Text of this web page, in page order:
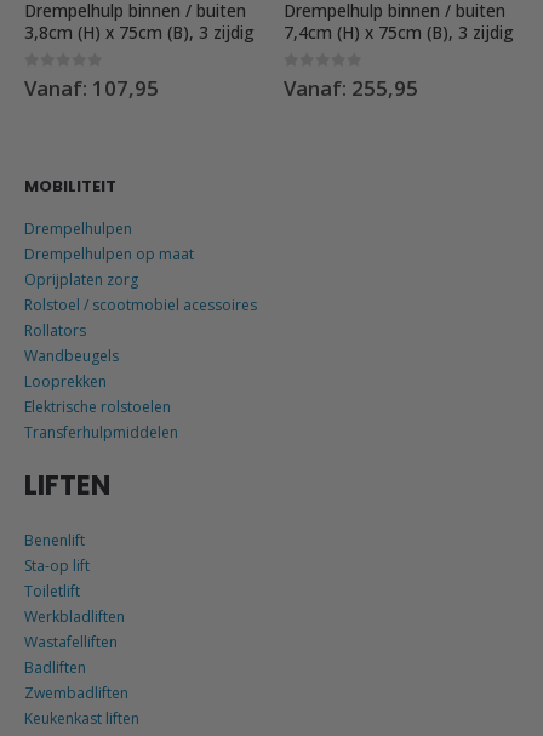
Drempelhulp binnen / buiten
3,8cm (H) x 75cm (B), 3 zijdig
0 out of 5
Vanaf: 107,95
Drempelhulp binnen / buiten
7,4cm (H) x 75cm (B), 3 zijdig
0 out of 5
Vanaf: 255,95
MOBILITEIT
Drempelhulpen
Drempelhulpen op maat
Oprijplaten zorg
Rolstoel / scootmobiel acessoires
Rollators
Wandbeugels
Looprekken
Elektrische rolstoelen
Transferhulpmiddelen
LIFTEN
Benenlift
Sta-op lift
Toiletlift
Werkbladliften
Wastafelliften
Badliften
Zwembadliften
Keukenkast liften